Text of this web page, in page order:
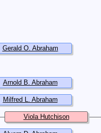
Gerald O. Abraham
Arnold B. Abraham
Milfred L. Abraham
Viola Hutchison